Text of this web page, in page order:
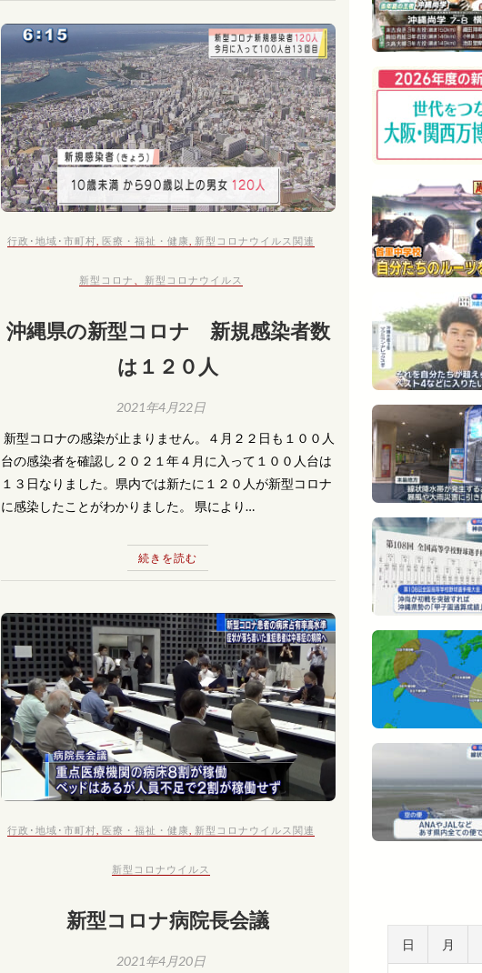
行政･地域･市町村 医療・福祉・健康 新型コロナウイルス関連
新型コロナ 新型コロナウイルス
沖縄県の新型コロナ 新規感染者数
は１２０人
2021年4月22日
​ 新型コロナの感染が止まりません。４月２２日も１００人
台の感染者を確認し２０２１年４月に入って１００人台は
１３日なりました。県内では新たに１２０人が新型コロナ
に感染したことがわかりました。 県により…
続きを読む
行政･地域･市町村 ,医療・福祉・健康 新型コロナウイルス関連
新型コロナウイルス
新型コロナ病院長会議
2021年4月20日
日 月